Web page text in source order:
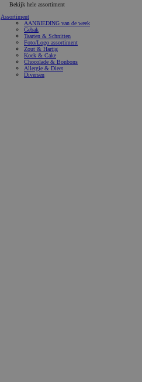
Bekijk hele assortiment
Assortiment
AANBIEDING van de week
Gebak
Taarten & Schnitten
Foto/Logo assortiment
Zout & Hartig
Koek & Cake
Chocolade & Bonbons
Allergie & Dieet
Diversen